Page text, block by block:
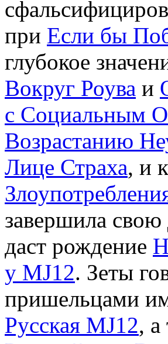
при Если бы
глубокое
Вокруг Роува и
с Социальным
Возрастанию
Лице Страха, и к
завершила свою
даст рождение
у MJ12. Зеты
пришельцами
Русская MJ12,